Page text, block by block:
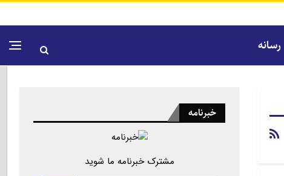
رسانه
خبرنامه
مشترک خبرنامه ما شوید